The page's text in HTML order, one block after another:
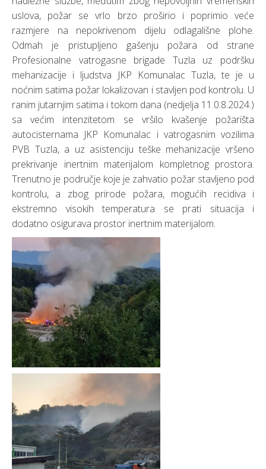
uslova, požar se vrlo brzo proširio i poprimio veće
razmjere na nepokrivenom dijelu odlagališne plohe.
Odmah je pristupljeno gašenju požara od strane
Profesionalne vatrogasne brigade Tuzla uz podršku
mehanizacije i ljudstva JKP Komunalac Tuzla, te je u
noćnim satima požar lokalizovan i stavljen pod kontrolu. U
ranim jutarnjim satima i tokom dana (nedjelja 11.0.8.2024.)
sa većim intenzitetom se vršilo kvašenje požarišta
autocisternama JKP Komunalac i vatrogasnim vozilima
PVB Tuzla, a uz asistenciju teške mehanizacije vršeno
prekrivanje inertnim materijalom kompletnog prostora.
Trenutno je područje koje je zahvatio požar stavljeno pod
kontrolu, a zbog prirode požara, mogućih recidiva i
ekstremno visokih temperatura se prati situacija i
dodatno osigurava prostor inertnim materijalom.